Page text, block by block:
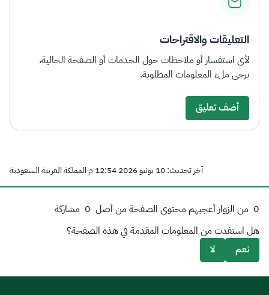
التعليقات والاقتراحات
لأي استفسار أو ملاحظات حول الخدمات أو الصفحة الحالية،
يرجى ملء المعلومات المطلوبة.
أضف تعليق
آخر تحديث: 10 يونيو 2026 12:54 م المملكة العربية السعودية
0 من الزوار أعجبهم محتوى الصفحة من أصل 0 مشاركة
هل استفدت من المعلومات المقدمة في هذه الصفحة؟
نعم
لا